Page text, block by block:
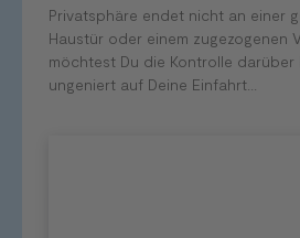
Privatsphäre endet nicht an einer
Haustür oder einem zugezogenen
möchtest Du die Kontrolle darüber
ungeniert auf Deine Einfahrt...